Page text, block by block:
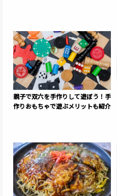
親子で双六を手作りして遊ぼう！手
作りおもちゃで遊ぶメリットも紹介